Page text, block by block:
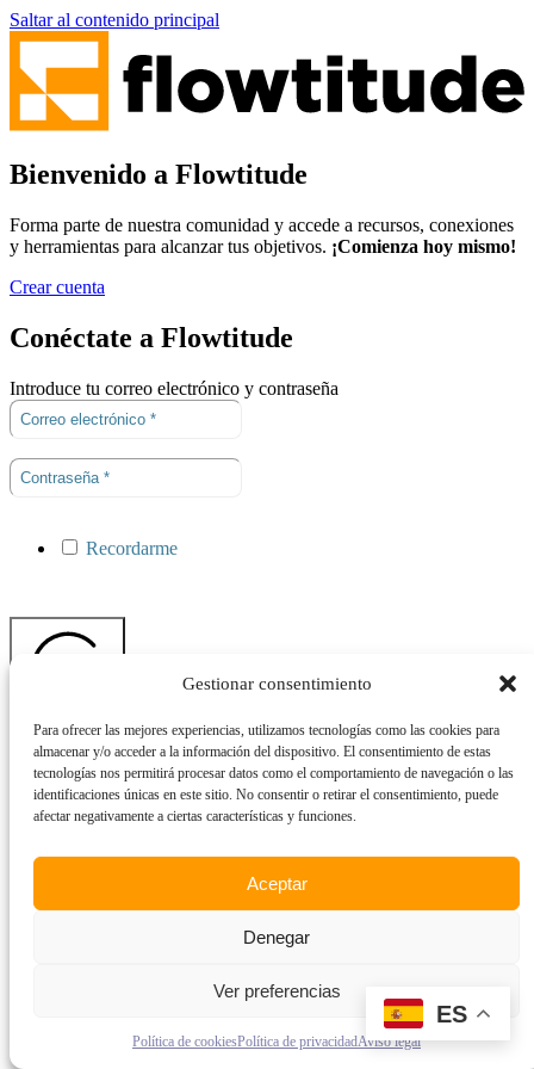
Gestionar consentimiento
Para ofrecer las mejores experiencias, utilizamos tecnologías como las cookies para
almacenar y/o acceder a la información del dispositivo. El consentimiento de estas
tecnologías nos permitirá procesar datos como el comportamiento de navegación o las
identificaciones únicas en este sitio. No consentir o retirar el consentimiento, puede
afectar negativamente a ciertas características y funciones.
Aceptar
Denegar
Ver preferencias
Política de cookiesPolítica de privacidadAviso legal
Saltar al contenido principal
Bienvenido a Flowtitude
Forma parte de nuestra comunidad y accede a recursos, conexiones
y herramientas para alcanzar tus objetivos. ¡Comienza hoy mismo!
Crear cuenta
Conéctate a Flowtitude
Introduce tu correo electrónico y contraseña
Recordarme
Iniciar sesión
¿Has olvidado tu contraseña?
ES